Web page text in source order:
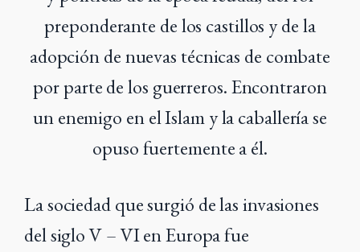
preponderante de los castillos y de la
adopción de nuevas técnicas de combate
por parte de los guerreros. Encontraron
un enemigo en el Islam y la caballería se
opuso fuertemente a él.
La sociedad que surgió de las invasiones
del siglo V – VI en Europa fue